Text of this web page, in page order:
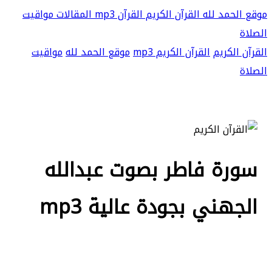
موقع الحمد للهالقرآن الكريمالقرآن mp3 المقالاتمواقيت
الصلاة
القرآن الكريمالقرآن الكريم mp3 موقع الحمد للهمواقيت
الصلاة
سورة فاطر بصوت عبدالله
الجهني بجودة عالية mp3